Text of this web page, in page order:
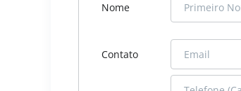
Nome
Contato